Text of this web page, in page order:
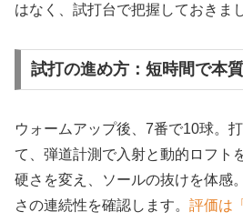
はなく、試打台で把握しておきま
試打の進め方：短時間で本
ウォームアップ後、7番で10球。
て、弾道計測で入射と動的ロフト
硬さを変え、ソールの抜けを体感
さの連続性を確認します。 評価は